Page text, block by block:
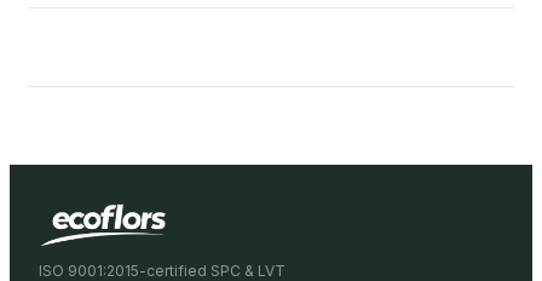
ISO 9001:2015-certified SPC & LVT